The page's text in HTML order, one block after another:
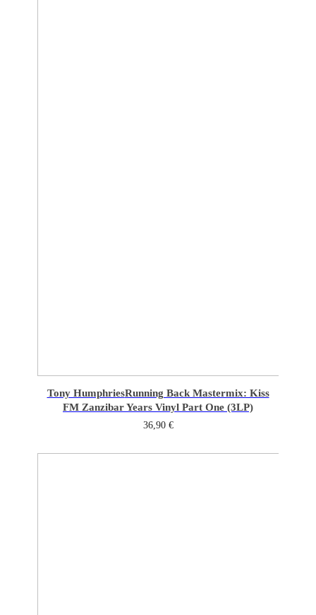
Tony HumphriesRunning Back Mastermix: Kiss
FM Zanzibar Years Vinyl Part One (3LP)
36,90 €